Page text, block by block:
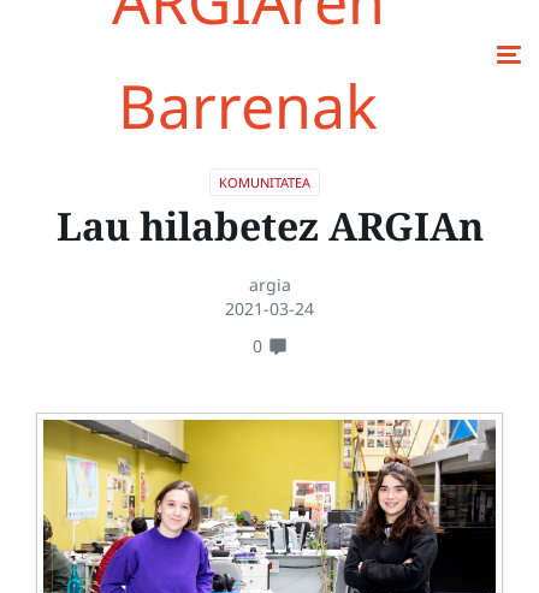
Barrenak
KOMUNITATEA
Lau hilabetez ARGIAn
argia
2021-03-24
0